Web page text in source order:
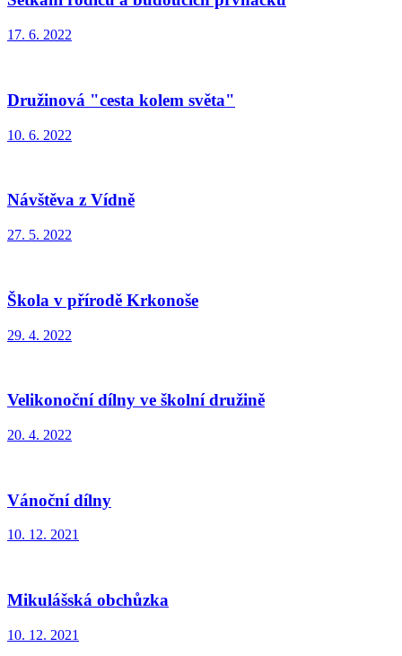
17. 6. 2022
Družinová "cesta kolem světa"
10. 6. 2022
Návštěva z Vídně
27. 5. 2022
Škola v přírodě Krkonoše
29. 4. 2022
Velikonoční dílny ve školní družině
20. 4. 2022
Vánoční dílny
10. 12. 2021
Mikulášská obchůzka
10. 12. 2021